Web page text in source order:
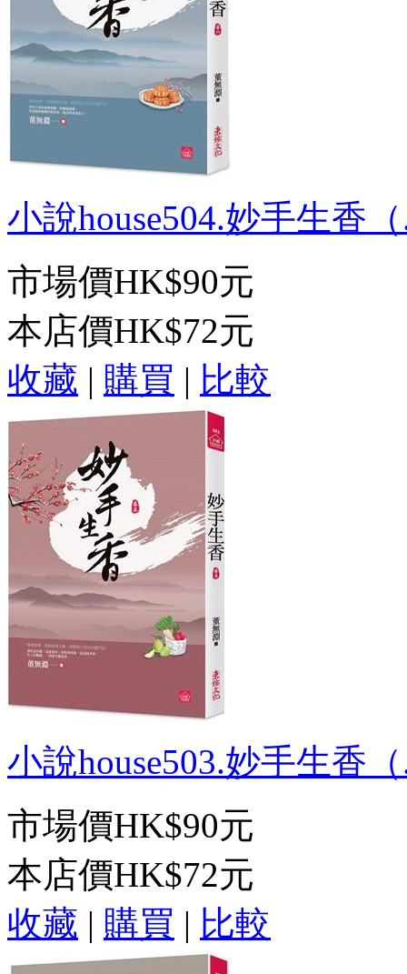
小說house504.妙手生香
市場價HK$90元
本店價HK$72元
收藏 | 購買 | 比較
小說house503.妙手生香
市場價HK$90元
本店價HK$72元
收藏 | 購買 | 比較